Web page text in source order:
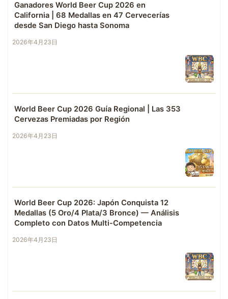
Ganadores World Beer Cup 2026 en
California | 68 Medallas en 47 Cervecerías
desde San Diego hasta Sonoma
2026年4月23日
World Beer Cup 2026 Guía Regional | Las 353
Cervezas Premiadas por Región
2026年4月23日
World Beer Cup 2026: Japón Conquista 12
Medallas (5 Oro/4 Plata/3 Bronce) — Análisis
Completo con Datos Multi-Competencia
2026年4月23日